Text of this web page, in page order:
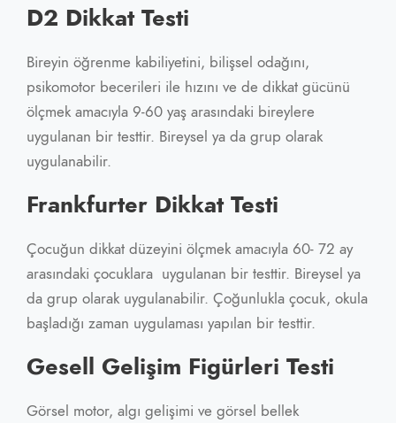
D2 Dikkat Testi
Bireyin öğrenme kabiliyetini, bilişsel odağını,
psikomotor becerileri ile hızını ve de dikkat gücünü
ölçmek amacıyla 9-60 yaş arasındaki bireylere
uygulanan bir testtir. Bireysel ya da grup olarak
uygulanabilir.
Frankfurter Dikkat Testi
Çocuğun dikkat düzeyini ölçmek amacıyla 60- 72 ay
arasındaki çocuklara uygulanan bir testtir. Bireysel ya
da grup olarak uygulanabilir. Çoğunlukla çocuk, okula
başladığı zaman uygulaması yapılan bir testtir.
Gesell Gelişim Figürleri Testi
Görsel motor, algı gelişimi ve görsel bellek